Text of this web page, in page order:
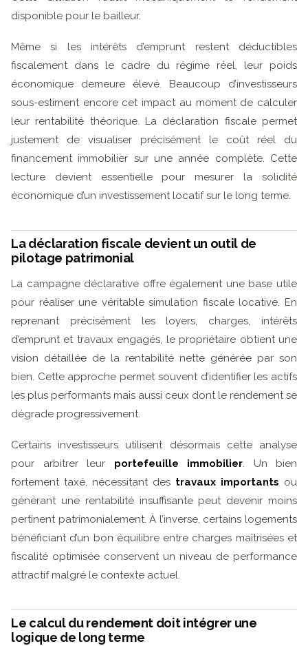
disponible pour le bailleur.
Même si les intérêts d’emprunt restent déductibles
fiscalement dans le cadre du régime réel, leur poids
économique demeure élevé. Beaucoup d’investisseurs
sous-estiment encore cet impact au moment de calculer
leur rentabilité théorique. La déclaration fiscale permet
justement de visualiser précisément le coût réel du
financement immobilier sur une année complète. Cette
lecture devient essentielle pour mesurer la solidité
économique d’un investissement locatif sur le long terme.
La déclaration fiscale devient un outil de
pilotage patrimonial
La campagne déclarative offre également une base utile
pour réaliser une véritable simulation fiscale locative. En
reprenant précisément les loyers, charges, intérêts
d’emprunt et travaux engagés, le propriétaire obtient une
vision détaillée de la rentabilité nette générée par son
bien. Cette approche permet souvent d’identifier les actifs
les plus performants mais aussi ceux dont le rendement se
dégrade progressivement.
Certains investisseurs utilisent désormais cette analyse
pour arbitrer leur portefeuille immobilier. Un bien
fortement taxé, nécessitant des travaux importants ou
générant une rentabilité insuffisante peut devenir moins
pertinent patrimonialement. À l’inverse, certains logements
bénéficiant d’un bon équilibre entre charges maîtrisées et
fiscalité optimisée conservent un niveau de performance
attractif malgré le contexte actuel.
Le calcul du rendement doit intégrer une
logique de long terme